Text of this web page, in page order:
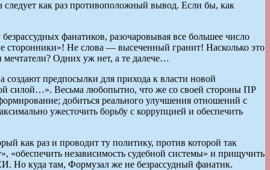
как раз противоположный вывод. Если бы, как
фанатиков, разочаровывая все большее число
сторонники»! Не слова — высеченный гранит! Насколько это
Одних уж нет, а те далече…
предпосылки для прихода к власти новой
силой…». Весьма любопытно, что же со своей стороны ПР
добиться реального улучшения отношений с
ужесточить борьбу с коррупцией и обеспечить
как раз и проводит ту политику, против которой так
«обеспечить независимость судебной системы» и прищучить
Но куда там, Формузал же не безрассудный фанатик.